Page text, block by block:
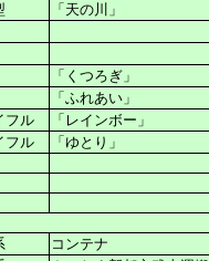
「天の川」
「くつろぎ」
「ふれあい」
フル
「レインボー」
フル
「ゆとり」
コンテナ